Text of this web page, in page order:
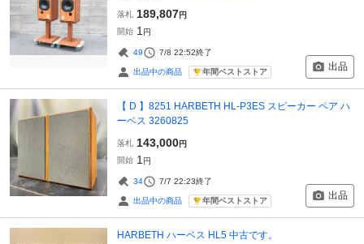
落札 189,807円
開始 1 円
49 7/8 22:52終了
出品中の商品 年間ベストストア 出品
【 D 】8251 HARBETH HL-P3ES スピーカー ペア ハ
ーベス 3260825
落札 143,000円
開始 1 円
34 7/7 22:23終了
出品中の商品 年間ベストストア 出品
HARBETH ハーベス HL5 中古です。